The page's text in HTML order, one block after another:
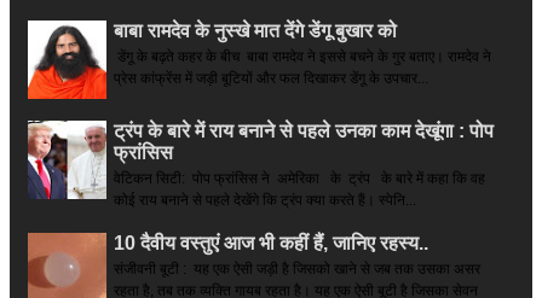
बाबा रामदेव के नुस्खे मात देंगे डेंगू बुखार को
डेंगू के बढ़ते कहर के बीच बाबा रामदेव ने इससे बचने के गुर बताए। रामदेव ने
प्रेस कांफ्रेंस में जड़ी बूटियों और फल दिखाकर डेंगू के उपचार...
ट्रंप के बारे में राय बनाने से पहले उनका काम देखूंगा : पोप
फ्रांसिस
वेटिकन सिटी: पोप फ्रांसिस ने अमेरिका के ट्रंप के बारे में कहा कि वह
कोई राय बनाने से पहले देखेंगे कि ट्रंप क्या करते हैं। स्पेनि...
10 दैवीय वस्तुएं आज भी कहीं हैं, जानिए रहस्य..
संजीवनी बूटी : यह एक ऐसी जड़ी है जिसको खाने से जब तक उसका असर
रहता है, तब तक व्यक्ति गायब रहता है। यह एक ऐसी बूटी है जिसका सेवन